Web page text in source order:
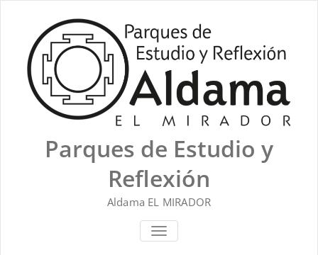
contenido
Parques de Estudio y
Reflexión
Aldama EL MIRADOR
ALTERNAR NAVEGACIÓN